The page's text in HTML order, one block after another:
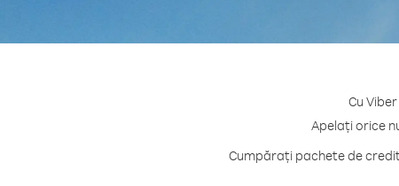
Cu
Apelați orice
Cumpărați pachete de